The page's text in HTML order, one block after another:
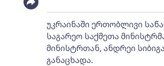
უკრაინაში ერთობლივი
საგარეო საქმეთა
მინისტრთან, ანდრეი
განაცხადა.